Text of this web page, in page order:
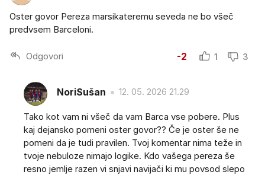
Oster govor Pereza marsikateremu seveda ne bo všeč
predvsem Barceloni.
Odgovori -2 1 3
NoriSušan 12. 05. 2026 21.29
Tako kot vam ni všeč da vam Barca vse pobere. Plus
kaj dejansko pomeni oster govor?? Če je oster še ne
pomeni da je tudi pravilen. Tvoj komentar nima teže in
tvoje nebuloze nimajo logike. Kdo vašega pereza še
resno jemlje razen vi snjavi navijači ki mu povsod slepo